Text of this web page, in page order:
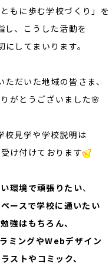
ともに歩む学校づくり」を
し、こうした活動を
にしてまいります。
ただいた地域の皆さま、
がとうございました🌸
校見学や学校説明は
け付けております
環境で頑張りたい、
ースで学校に通いたい
勉強はもちろん、
ミングやWebデザイン
ストやコミック、